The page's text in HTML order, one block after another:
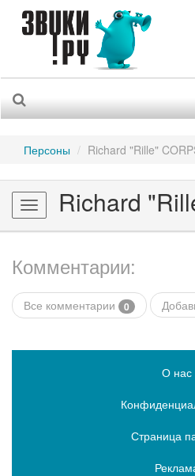
Персоны Richard "Rille"
Toggle
navigation
Richard
Комментарии:
Все комментарии 0
О нас
Страница